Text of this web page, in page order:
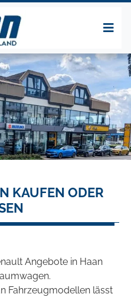
KAUFEN ODER
Angebote in Haan
Fahrzeugmodellen lässt